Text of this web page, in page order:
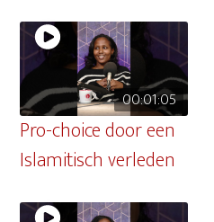
00:01:05
Pro-choice door een
Islamitisch verleden